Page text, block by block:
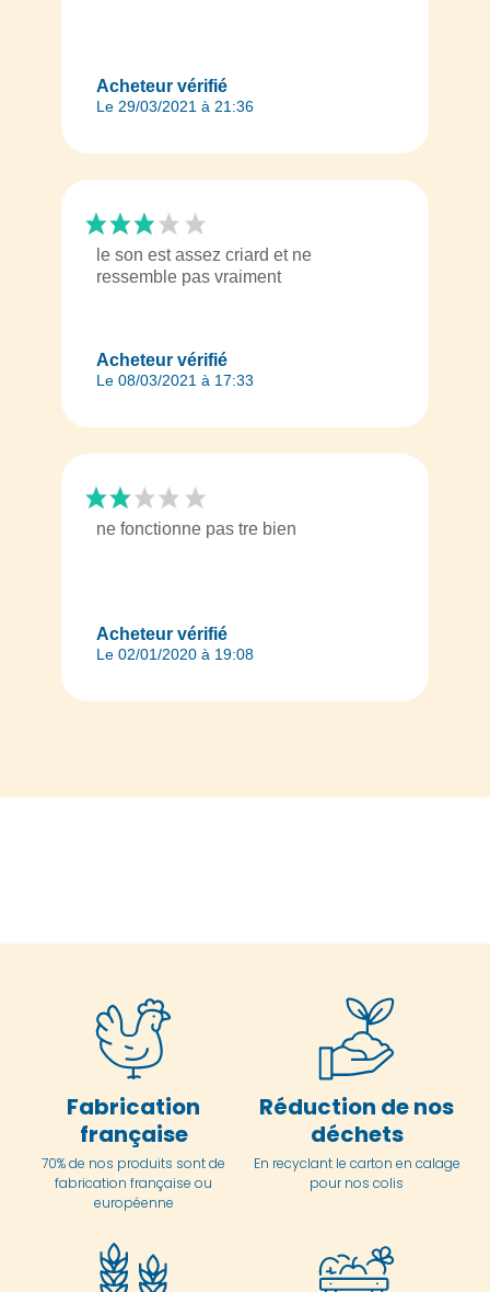
Acheteur vérifié
Le 29/03/2021 à 21:36
Acheteur vérifié
Le 08/03/2021 à 17:33
le son est assez criard et ne
ressemble pas vraiment
Acheteur vérifié
Le 02/01/2020 à 19:08
ne fonctionne pas tre bien
Fabrication
française
70% de nos produits sont de
fabrication française ou
européenne
Réduction de nos
déchets
En recyclant le carton en calage
pour nos colis